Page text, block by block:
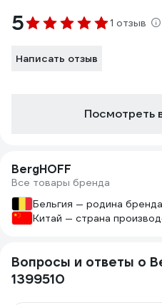
5 1 отзыв
Написать отзыв
Посмотреть
BergHOFF
Все товары бренда
Бельгия — родина бренда
Китай — страна
Вопросы и ответы о
1399510